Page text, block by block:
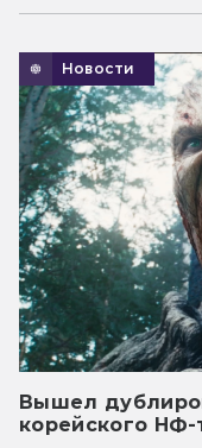
Новости
Вышел
корейского